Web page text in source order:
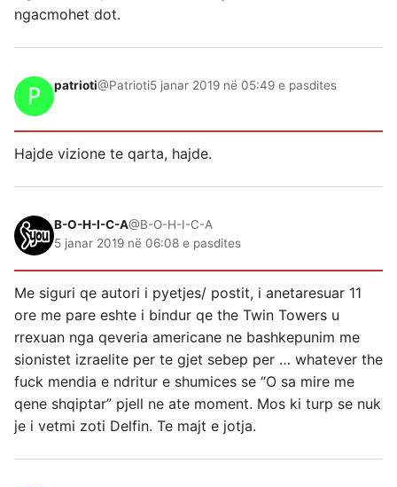
ngacmohet dot.
patrioti@Patrioti5 janar 2019 në 05:49 e pasdites
Hajde vizione te qarta, hajde.
B-O-H-I-C-A@B-O-H-I-C-A
5 janar 2019 në 06:08 e pasdites
Me siguri qe autori i pyetjes/ postit, i anetaresuar 11
ore me pare eshte i bindur qe the Twin Towers u
rrexuan nga qeveria americane ne bashkepunim me
sionistet izraelite per te gjet sebep per … whatever the
fuck mendia e ndritur e shumices se “O sa mire me
qene shqiptar” pjell ne ate moment. Mos ki turp se nuk
je i vetmi zoti Delfin. Te majt e jotja.